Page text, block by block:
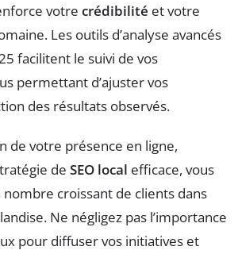
votre crédibilité et votre
Les outils d’analyse avancés
facilitent le suivi de vos
permettant d’ajuster vos
des résultats observés.
de votre présence en ligne,
de SEO local efficace, vous
croissant de clients dans
Ne négligez pas l’importance
pour diffuser vos initiatives et